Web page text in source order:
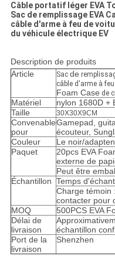
Câble portatif léger EVA
Sac de remplissage EVA
câble d'arme à feu de
du véhicule électrique EV
Description de produits
Article
Sac de
câble d'arme à
Foam Case de
Matériel
nylon 1680D +
Taille
30X30X9CM
Convenable
pour
Gamepad,
écouteur,
Couleur
Le noir/
Paquet
20pcs EVA
externe de
Peut être
Échantillon Temps
Charge témoin
contacter pour
MOQ
500PCS EVA
Délai de
livraison
échantillon
Port de la
livraison
Shenzhen